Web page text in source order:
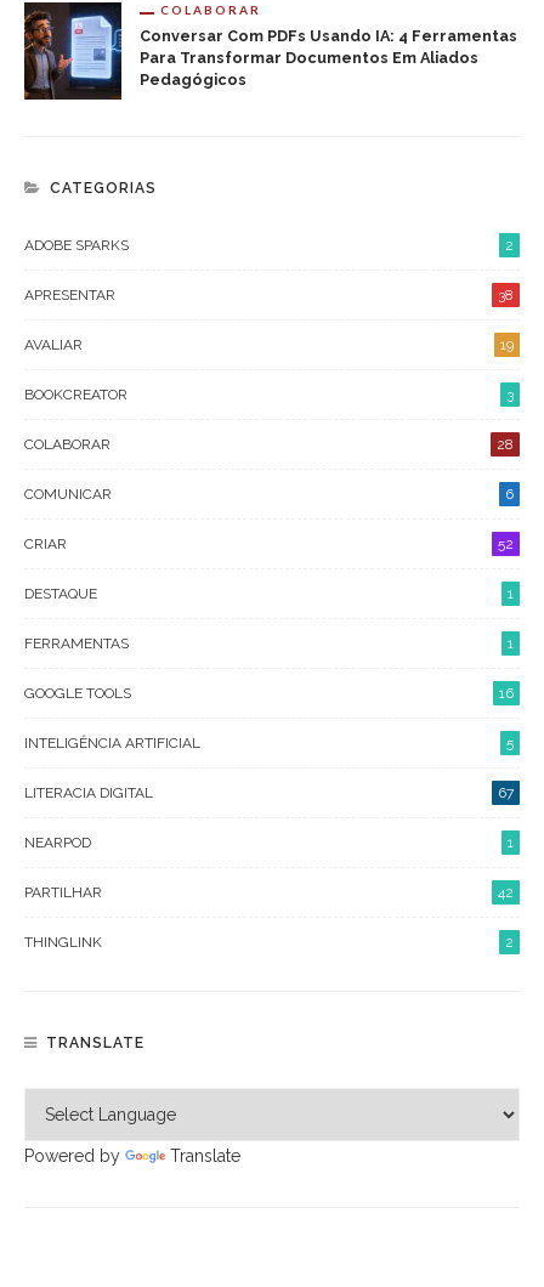
COLABORAR
Conversar Com PDFs Usando IA: 4 Ferramentas
Para Transformar Documentos Em Aliados
Pedagógicos
CATEGORIAS
ADOBE SPARKS 2
APRESENTAR 38
AVALIAR 19
BOOKCREATOR 3
COLABORAR 28
COMUNICAR 6
CRIAR 52
DESTAQUE 1
FERRAMENTAS 1
GOOGLE TOOLS 16
INTELIGÊNCIA ARTIFICIAL 5
LITERACIA DIGITAL 67
NEARPOD 1
PARTILHAR 42
THINGLINK 2
TRANSLATE
Powered by Translate